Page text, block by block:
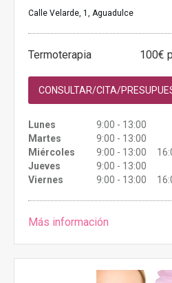
Calle Velarde, 1, Aguadulce
Termoterapia 100€
CONSULTAR/CITA/
Lunes
9:00 - 13:00
Martes
9:00 - 13:00
Miércoles
9:00 - 13:00
Jueves
9:00 - 13:00
Viernes
9:00 - 13:00
Más información